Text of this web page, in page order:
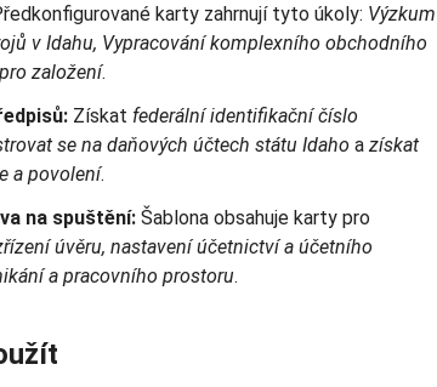
karty zahrnují tyto úkoly: Výzkum
v Idahu, Vypracování komplexního obchodního
založení.
Získat federální identifikační číslo
se na daňových účtech státu Idaho a získat
a povolení.
na spuštění: Šablona obsahuje karty pro
úvěru, nastavení účetnictví a účetního
a pracovního prostoru.